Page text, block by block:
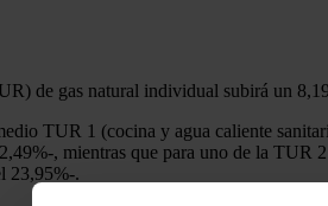
de gas natural individual subirá un
TUR 1 (cocina y agua caliente
, mientras que para uno de la TUR
23,95%-.